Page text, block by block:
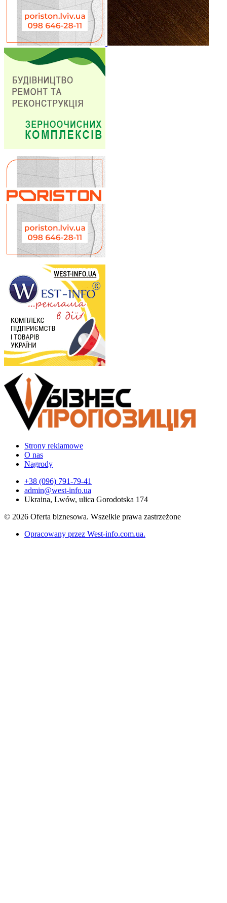
Strony reklamowe
O nas
Nagrody
+38 (096) 791-79-41
admin@west-info.ua
Ukraina, Lwów, ulica Gorodotska 174
© 2026 Oferta biznesowa. Wszelkie prawa zastrzeżone
Opracowany przez West-info.com.ua.